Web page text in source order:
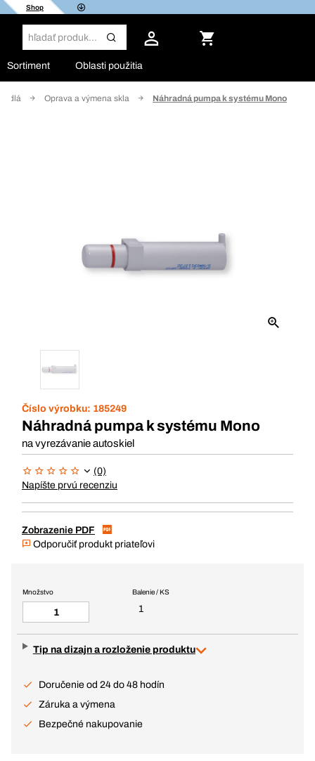
Shop
Sortiment Oblasti použitia
Oprava a výmena skla Náhradná pumpa k systému Mono
Číslo výrobku: 185249
Náhradná pumpa k systému Mono
na vyrezávanie autoskiel
(0)
Napíšte prvú recenziu
Zobrazenie PDF
Odporučiť produkt priateľovi
Balenie / KS
1
Množstvo
Tip na dizajn a rozloženie produktu
Doručenie od 24 do 48 hodín
Záruka a výmena
Bezpečné nakupovanie